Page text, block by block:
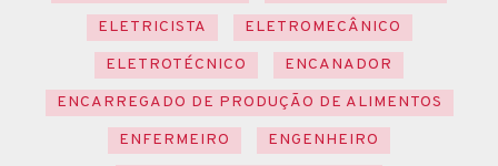
ELETRICISTA
ELETROMECÂNICO
ELETROTÉCNICO
ENCANADOR
ENCARREGADO DE PRODUÇÃO DE ALIMENTOS
ENFERMEIRO
ENGENHEIRO